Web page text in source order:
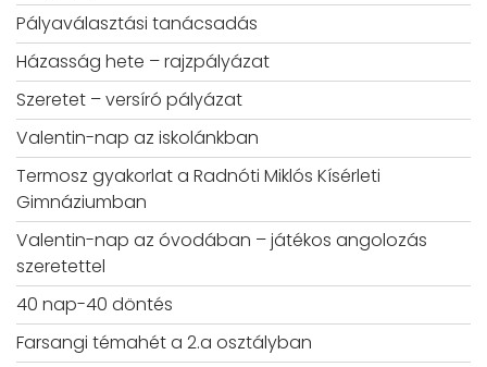
Pályaválasztási tanácsadás
Házasság hete – rajzpályázat
Szeretet – versíró pályázat
Valentin-nap az iskolánkban
Termosz gyakorlat a Radnóti Miklós Kísérleti
Gimnáziumban
Valentin-nap az óvodában – játékos angolozás
szeretettel
40 nap-40 döntés
Farsangi témahét a 2.a osztályban